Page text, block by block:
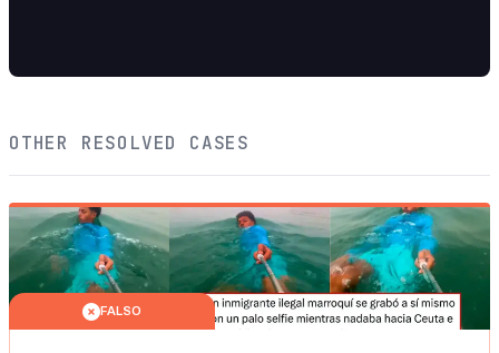
OTHER RESOLVED CASES
FALSO